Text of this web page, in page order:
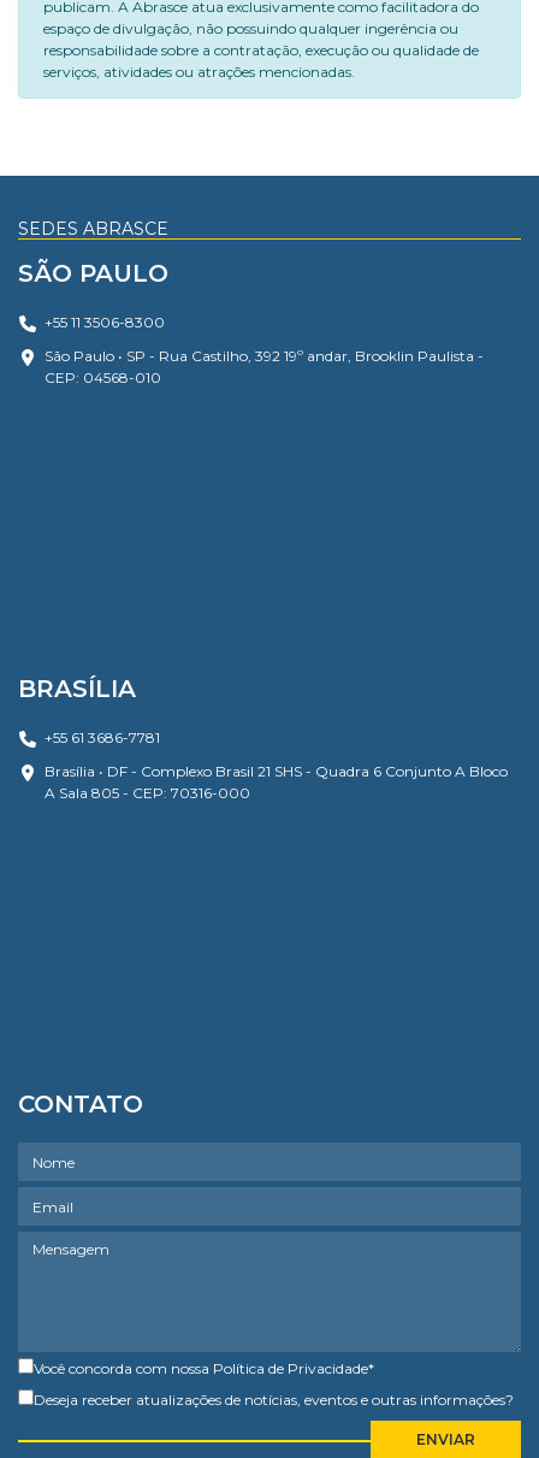
publicam. A Abrasce atua exclusivamente como facilitadora do
espaço de divulgação, não possuindo qualquer ingerência ou
responsabilidade sobre a contratação, execução ou qualidade de
serviços, atividades ou atrações mencionadas.
SEDES ABRASCE
SÃO PAULO
+55 11 3506-8300
São Paulo • SP - Rua Castilho, 392 19º andar, Brooklin Paulista -
CEP: 04568-010
BRASÍLIA
+55 61 3686-7781
Brasília • DF - Complexo Brasil 21 SHS - Quadra 6 Conjunto A Bloco
A Sala 805 - CEP: 70316-000
CONTATO
Você concorda com nossa Política de Privacidade*
Deseja receber atualizações de notícias, eventos e outras informações?